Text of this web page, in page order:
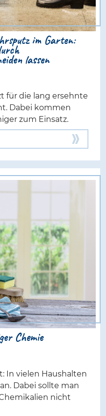
im Garten:
lassen
für die lang ersehnte
Dabei kommen
zum Einsatz.
Chemie
In vielen Haushalten
Dabei sollte man
nicht